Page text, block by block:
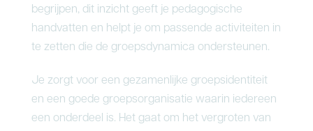
begrijpen, dit inzicht geeft je pedagogische
handvatten en helpt je om passende activiteiten in
te zetten die de groepsdynamica ondersteunen.
Je zorgt voor een gezamenlijke groepsidentiteit
en een goede groepsorganisatie waarin iedereen
een onderdeel is. Het gaat om het vergroten van